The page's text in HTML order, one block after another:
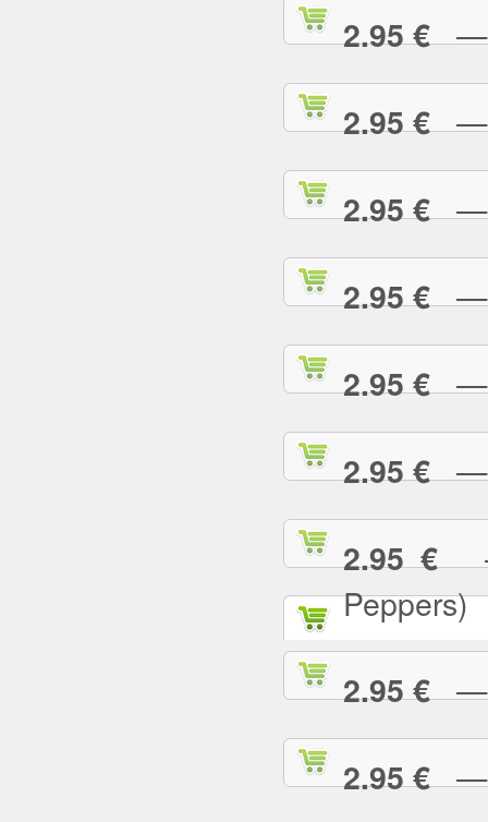
2.95 €—
2.95 €—
2.95 €—
2.95 €—
2.95 €—
2.95 €—
2.95 €—
Peppers)
2.95 €—
2.95 €—